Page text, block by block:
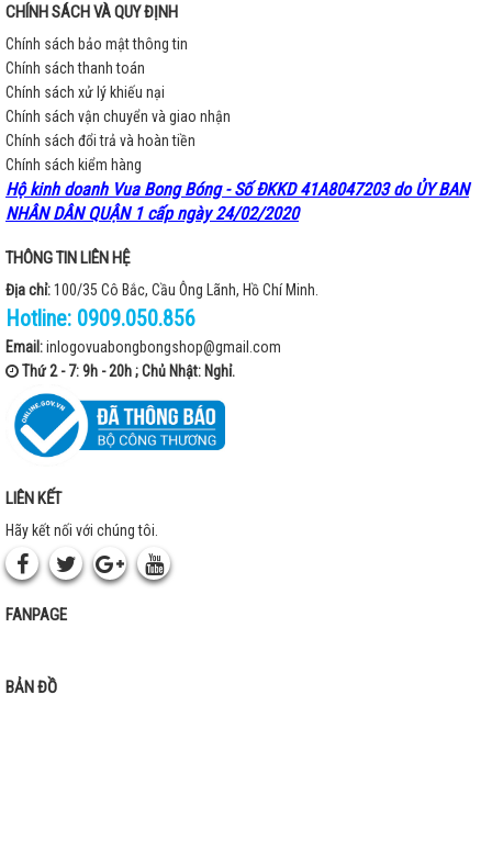
CHÍNH SÁCH VÀ QUY ĐỊNH
Chính sách bảo mật thông tin
Chính sách thanh toán
Chính sách xử lý khiếu nại
Chính sách vận chuyển và giao nhận
Chính sách đổi trả và hoàn tiền
Chính sách kiểm hàng
Hộ kinh doanh Vua Bong Bóng - Số ĐKKD 41A8047203 do ỦY BAN
NHÂN DÂN QUẬN 1 cấp ngày 24/02/2020
THÔNG TIN LIÊN HỆ
Địa chỉ:100/35 Cô Bắc, Cầu Ông Lãnh, Hồ Chí Minh.
Hotline: 0909.050.856
Email:inlogovuabongbongshop@gmail.com
Thứ 2 - 7: 9h - 20h ; Chủ Nhật: Nghỉ.
LIÊN KẾT
Hãy kết nối với chúng tôi.
FANPAGE
BẢN ĐỒ